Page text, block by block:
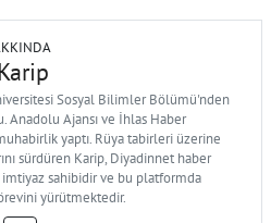
Sosyal Bilimler Bölümü'nden
Anadolu Ajansı ve İhlas Haber
yaptı. Rüya tabirleri üzerine
sürdüren Karip, Diyadinnet haber
sahibidir ve bu platformda
yürütmektedir.